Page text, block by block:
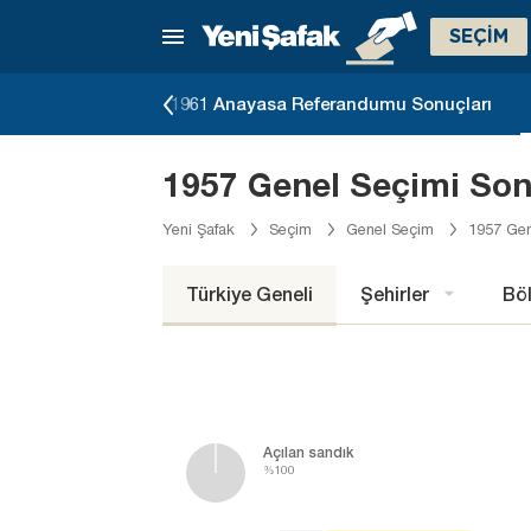
SEÇİM
1961 Anayasa Referandumu Sonuçları
1957 Genel Seçimi
Yeni Şafak Seçim Genel Seçim 1957
Türkiye Geneli Şehirler
Açılan sandık
%100